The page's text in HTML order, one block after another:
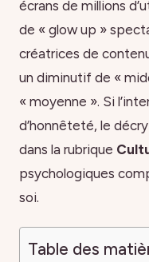
écrans de millions
de « glow up »
créatrices de
un diminutif de «
« moyenne ». Si
d’honnêteté, le
dans la rubrique
psychologiques
soi.
Table des